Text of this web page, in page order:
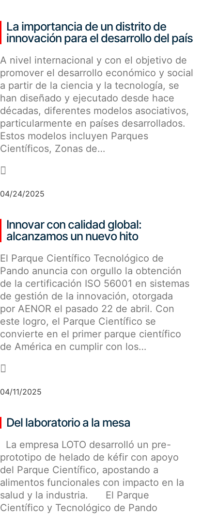
La importancia de un distrito de
innovación para el desarrollo del país
A nivel internacional y con el objetivo de
promover el desarrollo económico y social
a partir de la ciencia y la tecnología, se
han diseñado y ejecutado desde hace
décadas, diferentes modelos asociativos,
particularmente en países desarrollados.
Estos modelos incluyen Parques
Científicos, Zonas de…
04/24/2025
Innovar con calidad global:
alcanzamos un nuevo hito
El Parque Científico Tecnológico de
Pando anuncia con orgullo la obtención
de la certificación ISO 56001 en sistemas
de gestión de la innovación, otorgada
por AENOR el pasado 22 de abril. Con
este logro, el Parque Científico se
convierte en el primer parque científico
de América en cumplir con los…
04/11/2025
Del laboratorio a la mesa
La empresa LOTO desarrolló un pre-
prototipo de helado de kéfir con apoyo
del Parque Científico, apostando a
alimentos funcionales con impacto en la
salud y la industria. El Parque
Científico y Tecnológico de Pando